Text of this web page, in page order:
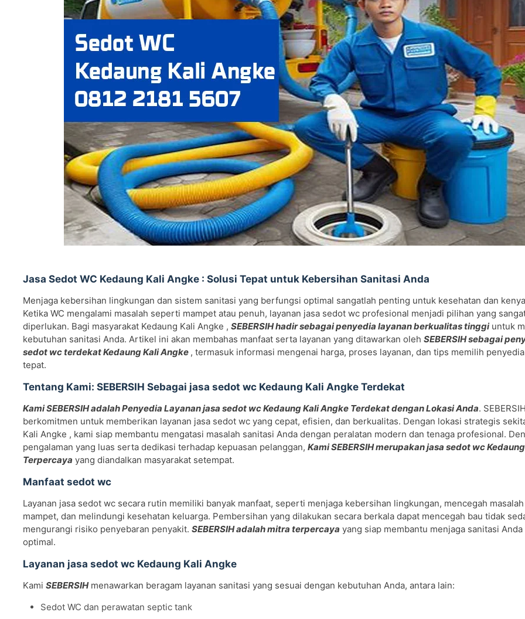
Jasa Sedot WC Kedaung Kali Angke : Solusi Tepat untuk Kebersihan Sanitasi Anda
Menjaga kebersihan lingkungan dan sistem sanitasi yang berfungsi optimal sangatlah penting untuk kesehatan dan
Ketika WC mengalami masalah seperti mampet atau penuh, layanan jasa sedot wc profesional menjadi pilihan yang
diperlukan. Bagi masyarakat Kedaung Kali Angke , SEBERSIH hadir sebagai penyedia layanan berkualitas tinggiuntuk
kebutuhan sanitasi Anda. Artikel ini akan membahas manfaat serta layanan yang ditawarkan oleh SEBERSIH sebagai
sedot wc terdekat Kedaung Kali Angke , termasuk informasi mengenai harga, proses layanan, dan tips memilih
tepat.
Tentang Kami: SEBERSIH Sebagai jasa sedot wc Kedaung Kali Angke Terdekat
Kami SEBERSIH adalah Penyedia Layanan jasa sedot wc Kedaung Kali Angke Terdekat dengan Lokasi Anda.
berkomitmen untuk memberikan layanan jasa sedot wc yang cepat, efisien, dan berkualitas. Dengan lokasi strategis
Kali Angke , kami siap membantu mengatasi masalah sanitasi Anda dengan peralatan modern dan tenaga profesional.
pengalaman yang luas serta dedikasi terhadap kepuasan pelanggan, Kami SEBERSIH merupakan jasa sedot wc
Terpercaya yang diandalkan masyarakat setempat.
Manfaat sedot wc
Layanan jasa sedot wc secara rutin memiliki banyak manfaat, seperti menjaga kebersihan lingkungan, mencegah masalah
mampet, dan melindungi kesehatan keluarga. Pembersihan yang dilakukan secara berkala dapat mencegah bau tidak
mengurangi risiko penyebaran penyakit. SEBERSIH adalah mitra terpercaya yang siap membantu menjaga sanitasi
optimal.
Layanan jasa sedot wc Kedaung Kali Angke
Kami SEBERSIHmenawarkan beragam layanan sanitasi yang sesuai dengan kebutuhan Anda, antara lain:
Sedot WC dan perawatan septic tank